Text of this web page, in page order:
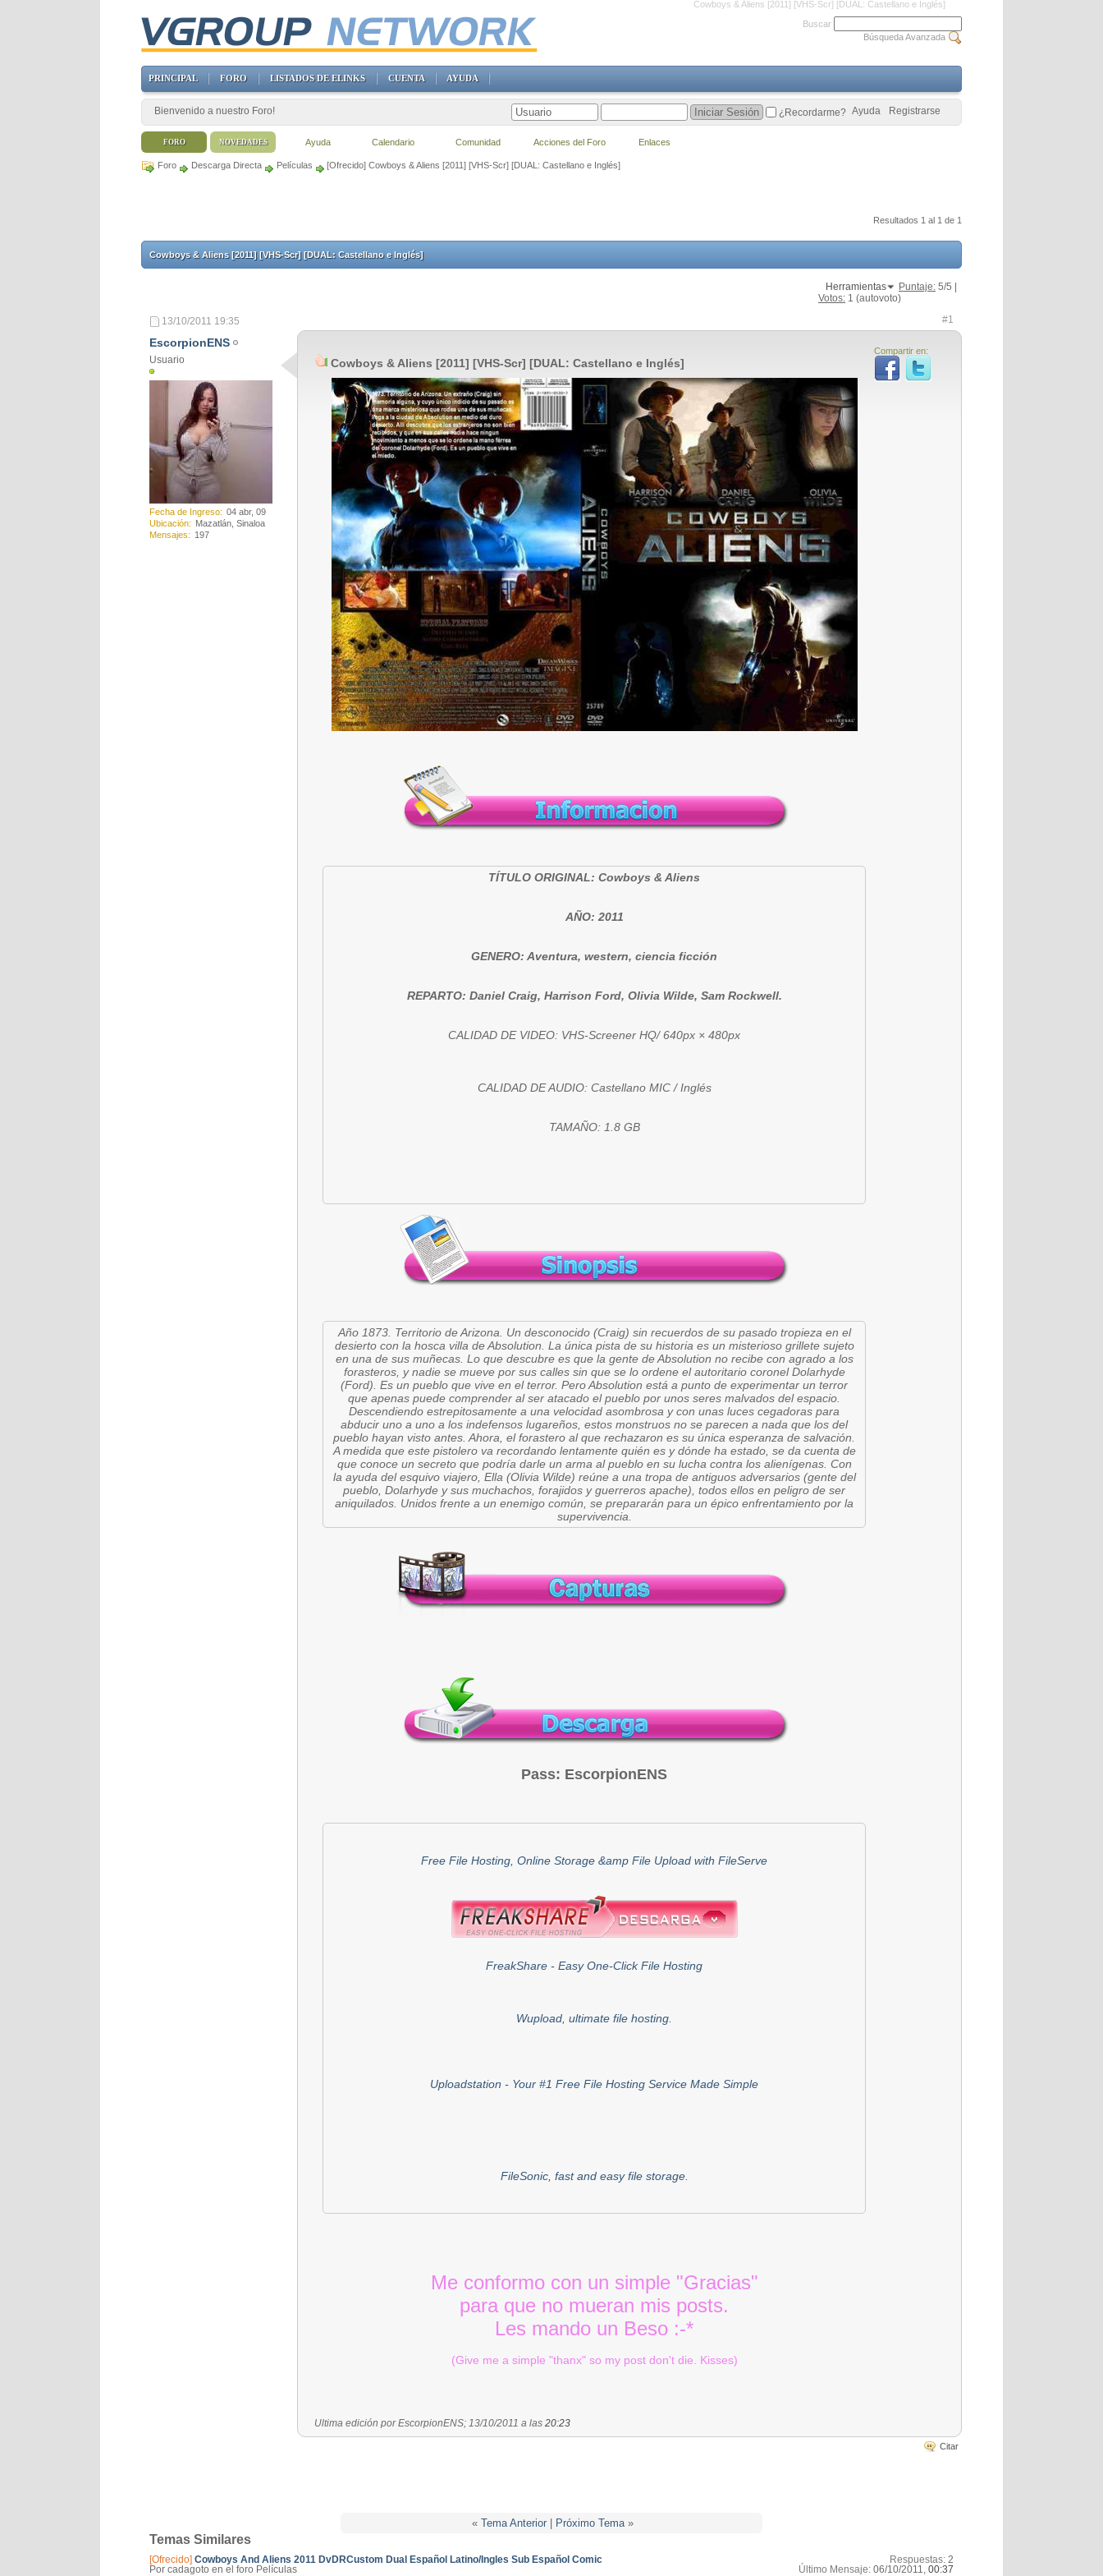
Cowboys & Aliens [2011] [VHS-Scr] [DUAL: Castellano e Inglés]
Foro Descarga Directa Películas [Ofrecido] Cowboys & Aliens [2011] [VHS-Scr] [DUAL: Castellano e Inglés]
Resultados 1 al 1 de 1
Cowboys & Aliens [2011] [VHS-Scr] [DUAL: Castellano e Inglés]
Herramientas Puntaje: 5/5 |
Votos: 1 (autovoto)
13/10/2011 19:35 #1
EscorpionENS
Usuario
Fecha de Ingreso
04 abr, 09
Ubicación
Mazatlán, Sinaloa
Mensajes
197
Compartir en:
Cowboys & Aliens [2011] [VHS-Scr] [DUAL: Castellano e Inglés]
TÍTULO ORIGINAL: Cowboys & Aliens
AÑO: 2011
GENERO: Aventura, western, ciencia ficción
REPARTO: Daniel Craig, Harrison Ford, Olivia Wilde, Sam Rockwell.
CALIDAD DE VIDEO: VHS-Screener HQ/ 640px × 480px
CALIDAD DE AUDIO: Castellano MIC / Inglés
TAMAÑO: 1.8 GB
Año 1873. Territorio de Arizona. Un desconocido (Craig) sin recuerdos de su pasado tropieza en el
desierto con la hosca villa de Absolution. La única pista de su historia es un misterioso grillete sujeto
en una de sus muñecas. Lo que descubre es que la gente de Absolution no recibe con agrado a los
forasteros, y nadie se mueve por sus calles sin que se lo ordene el autoritario coronel Dolarhyde
(Ford). Es un pueblo que vive en el terror. Pero Absolution está a punto de experimentar un terror
que apenas puede comprender al ser atacado el pueblo por unos seres malvados del espacio.
Descendiendo estrepitosamente a una velocidad asombrosa y con unas luces cegadoras para
abducir uno a uno a los indefensos lugareños, estos monstruos no se parecen a nada que los del
pueblo hayan visto antes. Ahora, el forastero al que rechazaron es su única esperanza de salvación.
A medida que este pistolero va recordando lentamente quién es y dónde ha estado, se da cuenta de
que conoce un secreto que podría darle un arma al pueblo en su lucha contra los alienígenas. Con
la ayuda del esquivo viajero, Ella (Olivia Wilde) reúne a una tropa de antiguos adversarios (gente del
pueblo, Dolarhyde y sus muchachos, forajidos y guerreros apache), todos ellos en peligro de ser
aniquilados. Unidos frente a un enemigo común, se prepararán para un épico enfrentamiento por la
supervivencia.
Pass: EscorpionENS
Free File Hosting, Online Storage &amp File Upload with FileServe
FreakShare - Easy One-Click File Hosting
Wupload, ultimate file hosting.
Uploadstation - Your #1 Free File Hosting Service Made Simple
FileSonic, fast and easy file storage.
Me conformo con un simple "Gracias"
para que no mueran mis posts.
Les mando un Beso :-*
(Give me a simple "thanx" so my post don't die. Kisses)
Última edición por EscorpionENS; 13/10/2011 a las 20:23
Citar
« Tema Anterior| Próximo Tema »
Temas Similares
[Ofrecido] Cowboys And Aliens 2011 DvDRCustom Dual Español Latino/Ingles Sub Español Comic
Por cadagoto en el foro Películas
Respuestas: 2
Último Mensaje: 06/10/2011, 00:37
Buscar
Búsqueda Avanzada
PRINCIPAL FORO LISTADOS DE ELINKS CUENTA AYUDA
Bienvenido a nuestro Foro! Registrarse
Ayuda
¿Recordarme?
FORO Ayuda Calendario Comunidad Acciones del Foro Enlaces
NOVEDADES